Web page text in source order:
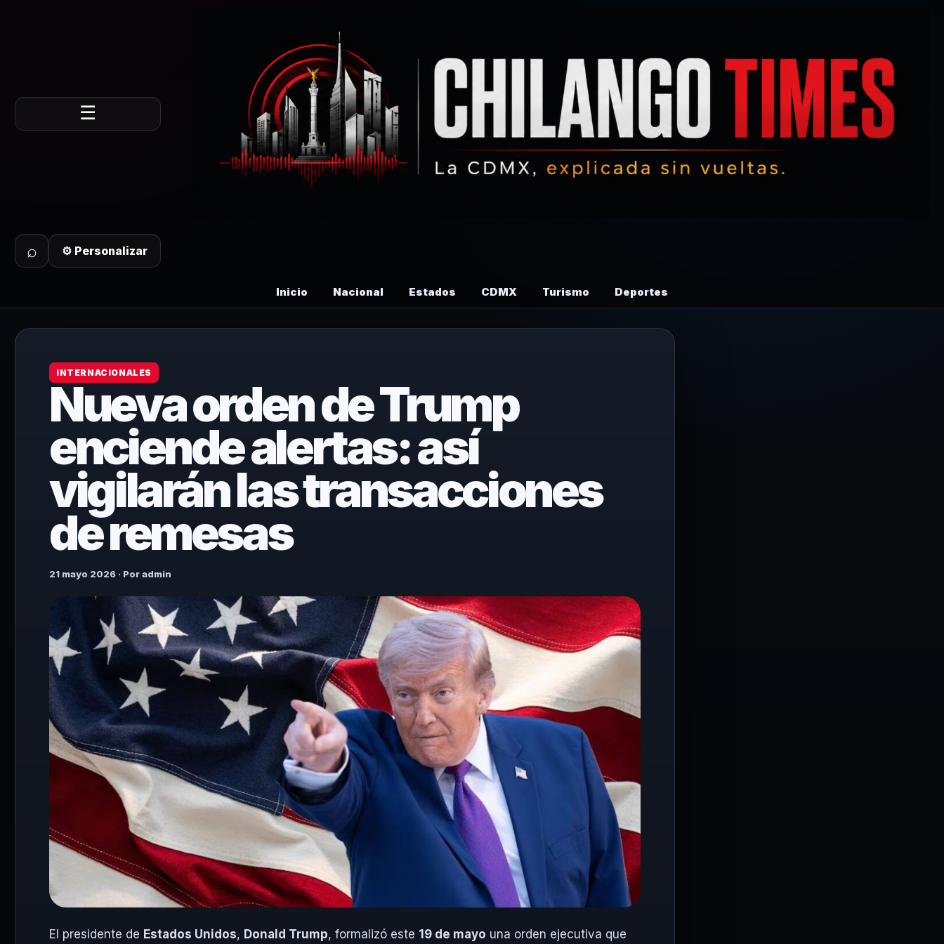
☰
⌕ ⚙ Personalizar
Inicio Nacional Estados CDMX Turismo Deportes
INTERNACIONALES
Nueva orden de Trump
enciende alertas: así
vigilarán las transacciones
de remesas
21 mayo 2026 · Por admin
El presidente de Estados Unidos, Donald Trump, formalizó este 19 de mayo una orden ejecutiva que